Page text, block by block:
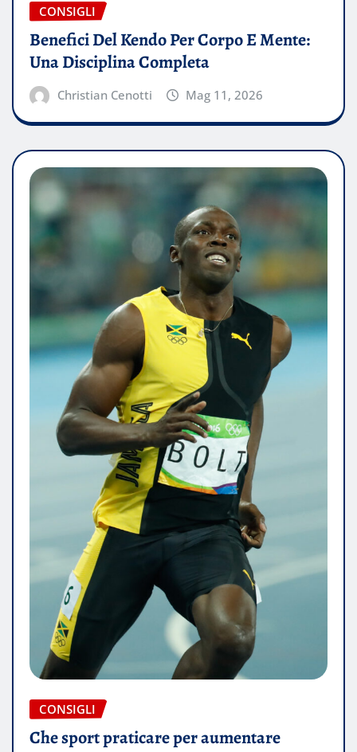
CONSIGLI
Benefici Del Kendo Per Corpo E Mente:
Una Disciplina Completa
Christian Cenotti Mag 11, 2026
CONSIGLI
Che sport praticare per aumentare